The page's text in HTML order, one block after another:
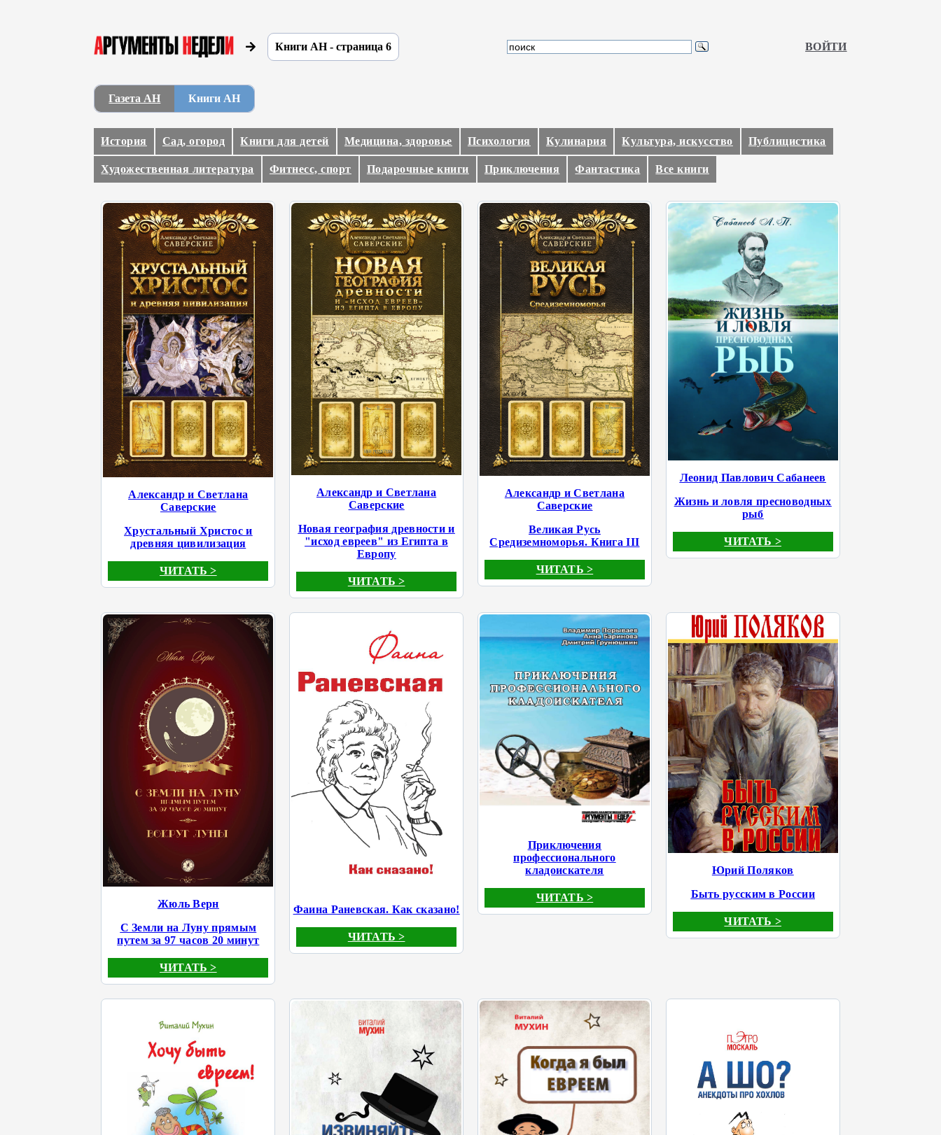
Книги АН - страница 6 ВОЙТИ
Газета АН Книги АН
История Сад, огород Книги для детей Медицина, здоровье Психология Кулинария Культура, искусство Публицистика
Художественная литература Фитнесс, спорт Подарочные книги Приключения Фантастика Все книги
Александр и Светлана
Саверские
Хрустальный Христос и
древняя цивилизация
ЧИТАТЬ >
Александр и Светлана
Саверские
Новая география древности и
"исход евреев" из Египта в
Европу
ЧИТАТЬ >
Александр и Светлана
Саверские
Великая Русь
Средиземноморья. Книга III
ЧИТАТЬ >
Леонид Павлович Сабанеев
Жизнь и ловля пресноводных
рыб
ЧИТАТЬ >
Жюль Верн
С Земли на Луну прямым
путем за 97 часов 20 минут
ЧИТАТЬ >
Фаина Раневская. Как сказано!
ЧИТАТЬ >
Приключения
профессионального
кладоискателя
ЧИТАТЬ >
Юрий Поляков
Быть русским в России
ЧИТАТЬ >